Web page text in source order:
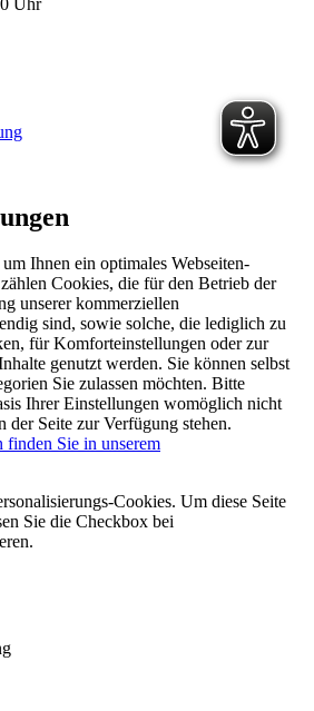
Uhr
Ihnen ein optimales Webseiten-
Cookies, die für den Betrieb der
unserer kommerziellen
sind, sowie solche, die lediglich zu
für Komforteinstellungen oder zur
genutzt werden. Sie können selbst
Sie zulassen möchten. Bitte
Ihrer Einstellungen womöglich nicht
der Seite zur Verfügung stehen.
Sie in unserem
Cookies. Um diese Seite
Sie die Checkbox bei